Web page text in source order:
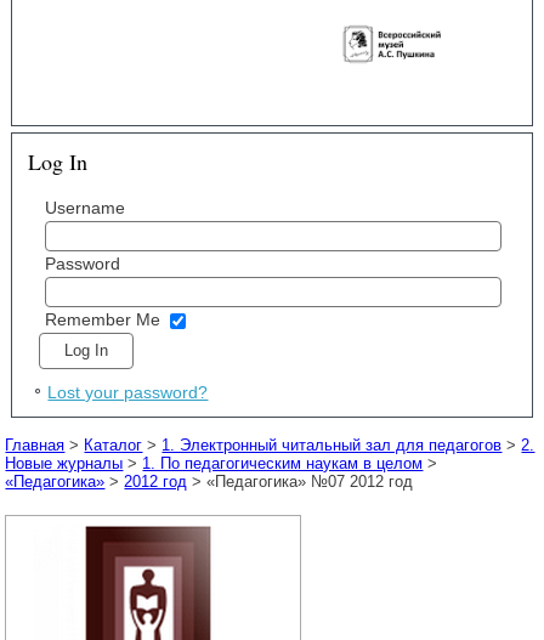
Log In
Username
Password
Remember Me
Lost your password?
Главная > Каталог > 1. Электронный читальный зал для педагогов > 2.
Новые журналы > 1. По педагогическим наукам в целом >
«Педагогика» > 2012 год > «Педагогика» №07 2012 год